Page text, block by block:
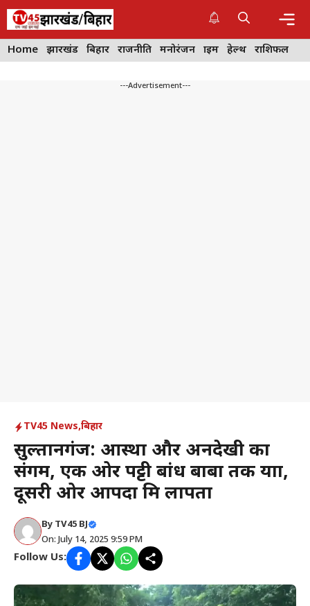
Skip
content
Home झारखंड बिहार राजनीति मनोरंजन क्राइम हेल्थ राशिफल
---Advertisement---
TV45 News,बिहार
सुल्तानगंज: आस्था और अनदेखी का
संगम, एक ओर पट्टी बांध बाबा तक यात्रा,
दूसरी ओर आपदा मित्र लापता
By TV45 BJ
On: July 14, 2025 9:59 PM
Follow Us: